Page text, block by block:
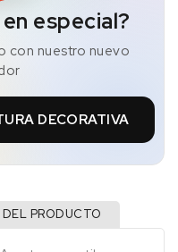
especial?
con nuestro nuevo
DECORATIVA
PRODUCTO